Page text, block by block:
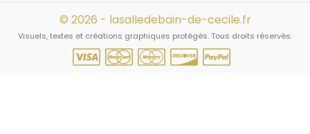
© 2026 - lasalledebain-de-cecile.fr
Visuels, textes et créations graphiques protégés. Tous droits réservés.